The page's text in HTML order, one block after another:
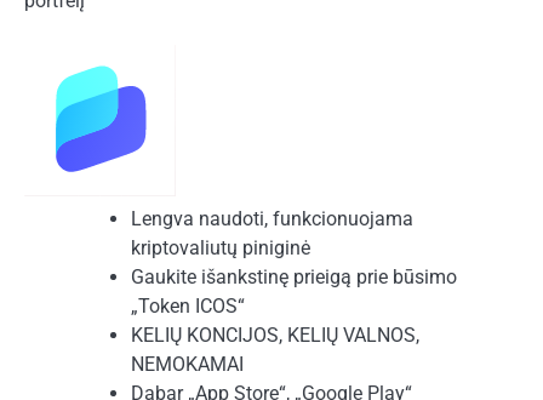
Lengva naudoti, funkcionuojama
kriptovaliutų piniginė
Gaukite išankstinę prieigą prie būsimo
„Token ICOS“
KELIŲ KONCIJOS, KELIŲ VALNOS,
NEMOKAMAI
Dabar „App Store“, „Google Play“